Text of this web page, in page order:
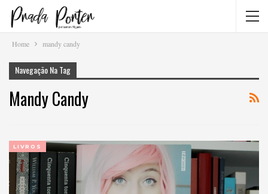
Home mandy candy
Navegação Na Tag
Mandy Candy
LIVROS